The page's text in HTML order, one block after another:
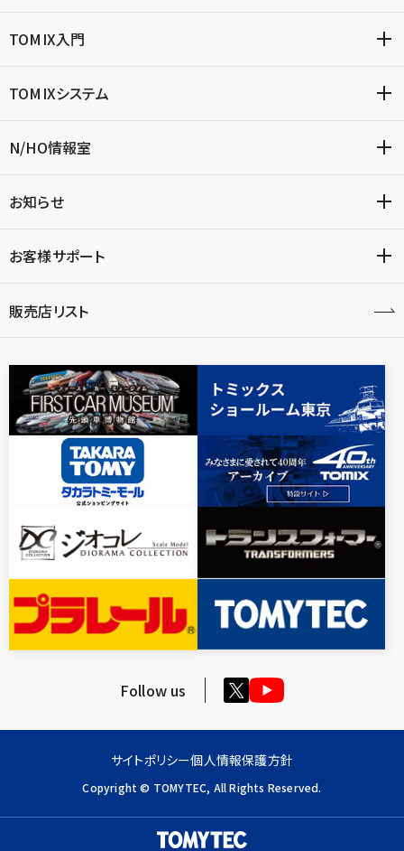
TOMIX入門
TOMIXシステム
N/HO情報室
お知らせ
お客様サポート
販売店リスト
Follow us
サイトポリシー個人情報保護方針
Copyright © TOMYTEC, All Rights Reserved.